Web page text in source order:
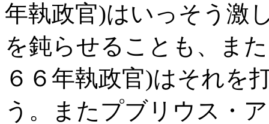
年執政官)はいっそう激
を鈍らせることも、ま
６６年執政官)はそれを
う。またプブリウス・